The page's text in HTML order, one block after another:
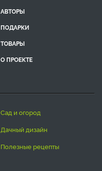
АВТОРЫ
ПОДАРКИ
ТОВАРЫ
О ПРОЕКТЕ
сад и огород
дачный дизайн
полезные рецепты